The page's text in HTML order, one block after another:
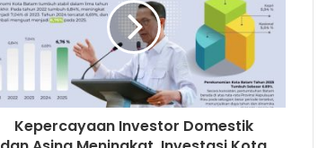
Kepercayaan Investor Domestik